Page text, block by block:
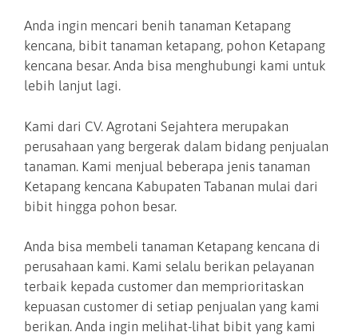
Anda ingin mencari benih tanaman Ketapang
kencana, bibit tanaman ketapang, pohon Ketapang
kencana besar. Anda bisa menghubungi kami untuk
lebih lanjut lagi.
Kami dari CV. Agrotani Sejahtera merupakan
perusahaan yang bergerak dalam bidang penjualan
tanaman. Kami menjual beberapa jenis tanaman
Ketapang kencana Kabupaten Tabanan mulai dari
bibit hingga pohon besar.
Anda bisa membeli tanaman Ketapang kencana di
perusahaan kami. Kami selalu berikan pelayanan
terbaik kepada customer dan memprioritaskan
kepuasan customer di setiap penjualan yang kami
berikan. Anda ingin melihat-lihat bibit yang kami